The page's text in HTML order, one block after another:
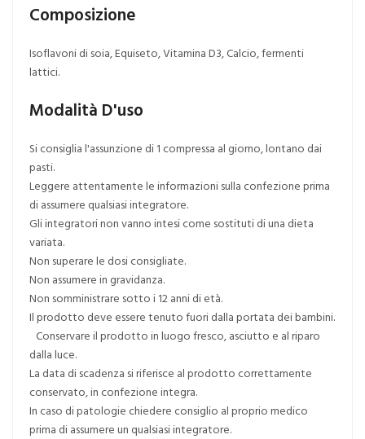
Composizione
Isoflavoni di soia, Equiseto, Vitamina D3, Calcio, fermenti
lattici.
Modalità D'uso
Si consiglia l'assunzione di 1 compressa al giorno, lontano dai
pasti.
Leggere attentamente le informazioni sulla confezione prima
di assumere qualsiasi integratore.
Gli integratori non vanno intesi come sostituti di una dieta
variata.
Non superare le dosi consigliate.
Non assumere in gravidanza.
Non somministrare sotto i 12 anni di età.
Il prodotto deve essere tenuto fuori dalla portata dei bambini.
Conservare il prodotto in luogo fresco, asciutto e al riparo
dalla luce.
La data di scadenza si riferisce al prodotto correttamente
conservato, in confezione integra.
In caso di patologie chiedere consiglio al proprio medico
prima di assumere un qualsiasi integratore.